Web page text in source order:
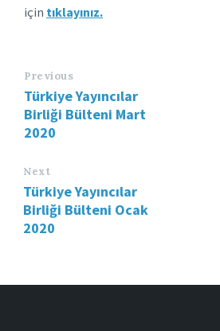
için tıklayınız.
Previous
Türkiye Yayıncılar
Birliği Bülteni Mart
2020
Next
Türkiye Yayıncılar
Birliği Bülteni Ocak
2020